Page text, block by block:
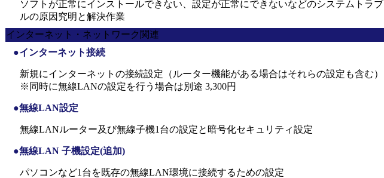
ソフトが正常にインストールできない、設定が正常にできないなどのシステムトラブ
ルの原因究明と解決作業
インターネット・ネットワーク関連
●インターネット接続
新規にインターネットの接続設定（ルーター機能がある場合はそれらの設定も含む）
※同時に無線LANの設定を行う場合は別途 3,300円
●無線LAN設定
無線LANルーター及び無線子機1台の設定と暗号化セキュリティ設定
●無線LAN 子機設定(追加)
パソコンなど1台を既存の無線LAN環境に接続するための設定